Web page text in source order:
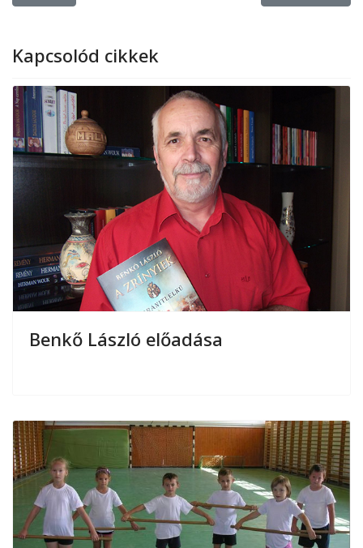
Kapcsolód cikkek
Benkő László előadása